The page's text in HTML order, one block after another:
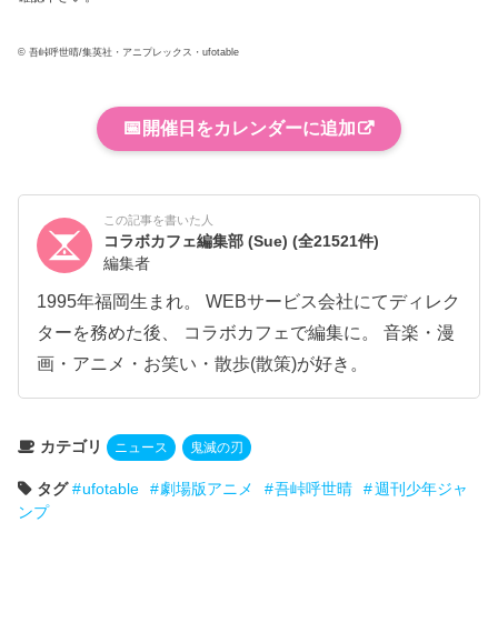
© 吾峠呼世晴/集英社・アニプレックス・ufotable
📅 開催日をカレンダーに追加
この記事を書いた人
コラボカフェ編集部 (Sue)(全21521件)
編集者
1995年福岡生まれ。 WEBサービス会社にてディレク
ターを務めた後、 コラボカフェで編集に。 音楽・漫
画・アニメ・お笑い・散歩(散策)が好き。
カテゴリ ニュース 鬼滅の刃
タグ ufotable 劇場版アニメ 吾峠呼世晴
週刊少年ジャ
ンプ